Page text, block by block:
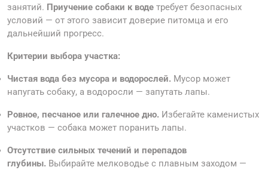
занятий. Приучение собаки к воде требует безопасных
условий — от этого зависит доверие питомца и его
дальнейший прогресс.
Критерии выбора участка:
Чистая вода без мусора и водорослей. Мусор может
напугать собаку, а водоросли — запутать лапы.
Ровное, песчаное или галечное дно. Избегайте каменистых
участков — собака может поранить лапы.
Отсутствие сильных течений и перепадов
глубины. Выбирайте мелководье с плавным заходом —